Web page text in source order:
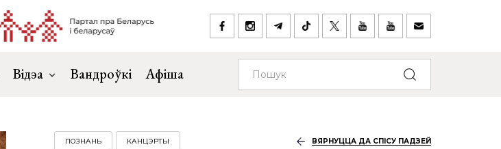
Відэа Вандроўкі Афіша
ПОЗНАНЬ КАНЦЭРТЫ ВЯРНУЦЦА ДА СПІСУ ПАДЗЕЙ